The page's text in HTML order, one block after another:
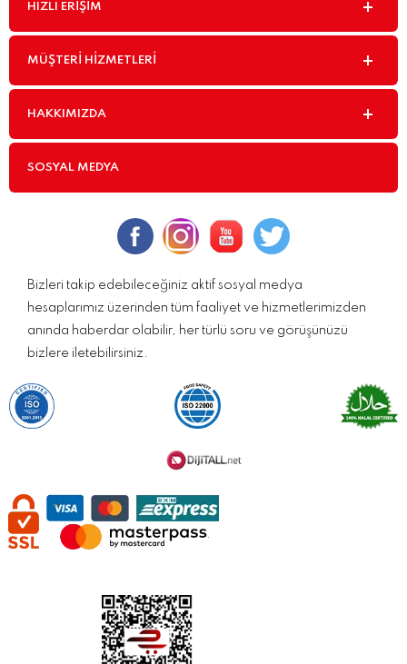
HIZLI ERIŞIM
MÜŞTERI HIZMETLERI
HAKKIMIZDA
SOSYAL MEDYA
Bizleri takip edebileceğiniz aktif sosyal medya
hesaplarımız üzerinden tüm faaliyet ve hizmetlerimizden
anında haberdar olabilir, her türlü soru ve görüşünüzü
bizlere iletebilirsiniz.